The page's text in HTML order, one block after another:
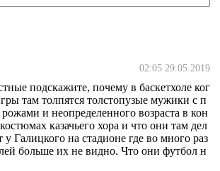
02:05 29.05.2019
подскажите, почему в баскетхоле ког
там толпятся толстопузые мужики с п
и неопределенного возраста в кон
казачьего хора и что они там дел
у Галицкого на стадионе где во много раз
больше их не видно. Что они футбол н